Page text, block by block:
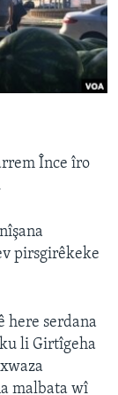
Înce îro
pirsgirêkeke
here serdana
li Girtîgeha
malbata wî